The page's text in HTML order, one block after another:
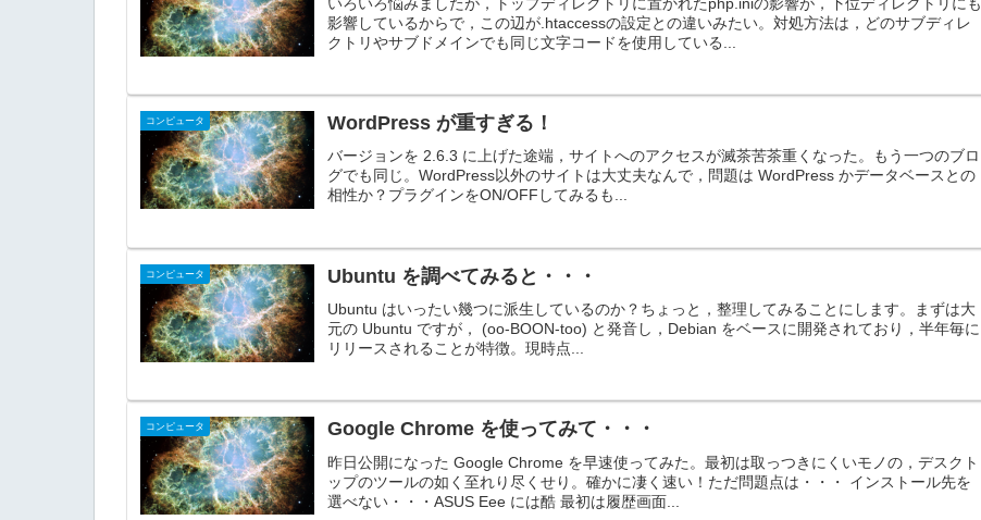
影響しているからで，この辺が.htaccessの設定との違いみたい。対処方法は，どのサブディレ
クトリやサブドメインでも同じ文字コードを使用している...
コンピュータ WordPress が重すぎる！
バージョンを 2.6.3 に上げた途端，サイトへのアクセスが滅茶苦茶重くなった。もう一つのブロ
グでも同じ。WordPress以外のサイトは大丈夫なんで，問題は WordPress かデータベースとの
相性か？プラグインをON/OFFしてみるも...
コンピュータ Ubuntu を調べてみると・・・
Ubuntu はいったい幾つに派生しているのか？ちょっと，整理してみることにします。まずは大
元の Ubuntu ですが， (oo-BOON-too) と発音し，Debian をベースに開発されており，半年毎に
リリースされることが特徴。現時点...
コンピュータ Google Chrome を使ってみて・・・
昨日公開になった Google Chrome を早速使ってみた。最初は取っつきにくいモノの，デスクト
ップのツールの如く至れり尽くせり。確かに凄く速い！ただ問題点は・・・ インストール先を
選べない・・・ASUS Eee には酷 最初は履歴画面...